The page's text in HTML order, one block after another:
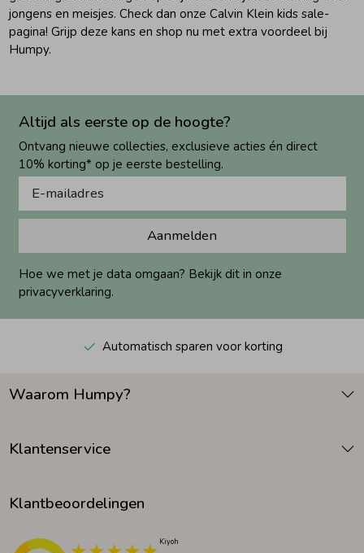
jongens en meisjes. Check dan onze Calvin Klein kids sale-
pagina! Grijp deze kans en shop nu met extra voordeel bij
Humpy.
Altijd als eerste op de hoogte?
Ontvang nieuwe collecties, exclusieve acties én direct
10% korting* op je eerste bestelling.
Aanmelden
Hoe we met je data omgaan? Bekijk dit in onze
privacyverklaring.
Automatisch sparen voor korting
Waarom Humpy?
Klantenservice
Klantbeoordelingen